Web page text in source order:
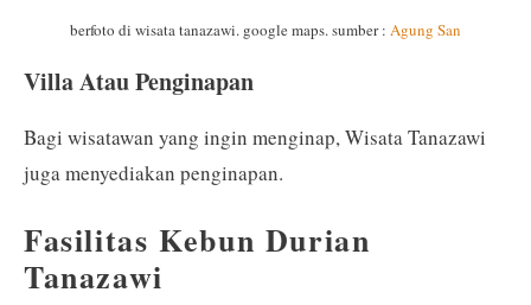
berfoto di wisata tanazawi. google maps. sumber : Agung San
Villa Atau Penginapan
Bagi wisatawan yang ingin menginap, Wisata Tanazawi
juga menyediakan penginapan.
Fasilitas Kebun Durian
Tanazawi